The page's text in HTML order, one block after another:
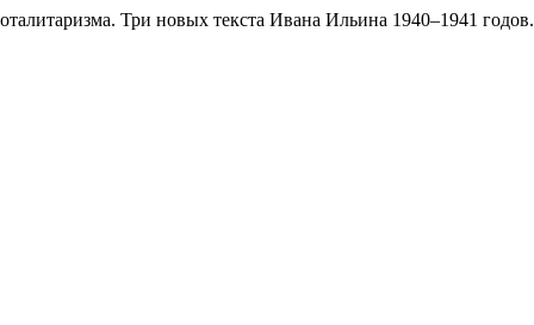
Три новых текста Ивана Ильина 1940–1941 годов.